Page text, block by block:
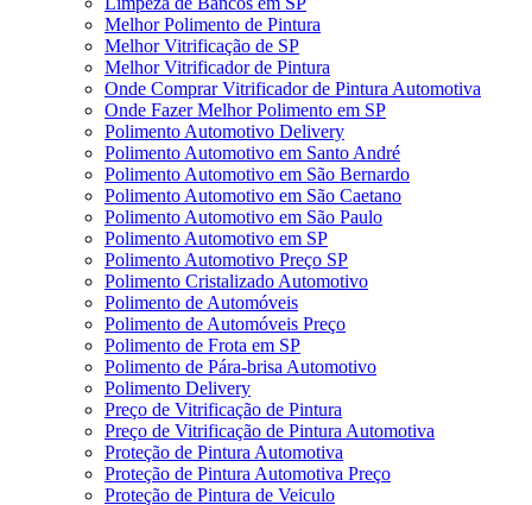
Melhor Polimento de Pintura
Melhor Vitrificação de SP
Melhor Vitrificador de Pintura
Onde Comprar Vitrificador de Pintura Automotiva
Onde Fazer Melhor Polimento em SP
Polimento Automotivo Delivery
Polimento Automotivo em Santo André
Polimento Automotivo em São Bernardo
Polimento Automotivo em São Caetano
Polimento Automotivo em São Paulo
Polimento Automotivo em SP
Polimento Automotivo Preço SP
Polimento Cristalizado Automotivo
Polimento de Automóveis
Polimento de Automóveis Preço
Polimento de Frota em SP
Polimento de Pára-brisa Automotivo
Polimento Delivery
Preço de Vitrificação de Pintura
Preço de Vitrificação de Pintura Automotiva
Proteção de Pintura Automotiva
Proteção de Pintura Automotiva Preço
Proteção de Pintura de Veiculo